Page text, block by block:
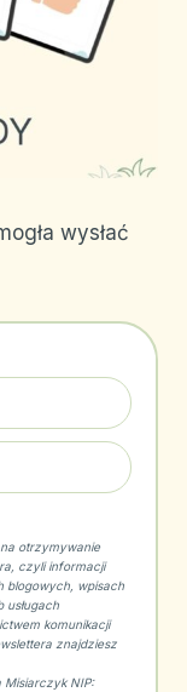
wysłać
otrzymywanie
czyli informacji
blogowych, wpisach
usługach
komunikacji
znajdziesz
Misiarczyk NIP: